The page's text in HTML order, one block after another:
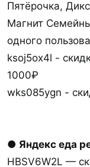
Пятёрочка,
Магнит
одного
ksoj5ox4l -
1000₽
wks085ygn -
● Яндекс еда
HBSV6W2L —